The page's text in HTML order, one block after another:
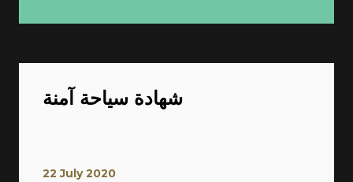
شهادة سياحة آمنة
22 July 2020